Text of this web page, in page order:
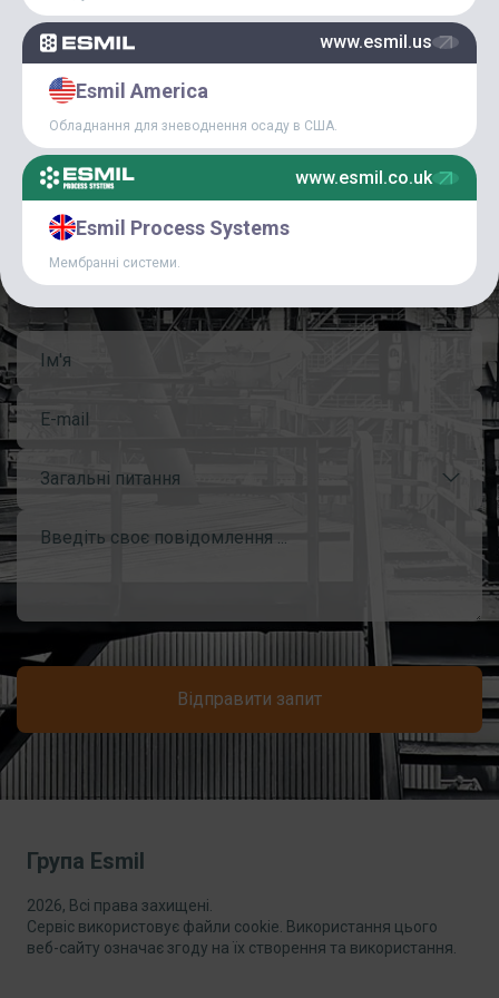
СТАТТІ
КОНТАКТНА ФОРМА
ласка, заповніть контактну форму або надішліть електронного
Загальні питання
Відправити запит
Група Esmil
2026, Всі права захищені.
Сервіс використовує файли cookie. Використання цього
веб-сайту означає згоду на їх створення та використання.
www.esmil.us
Esmil America
Обладнання для зневоднення осаду в США.
www.esmil.co.uk
Esmil Process Systems
Мембранні системи.